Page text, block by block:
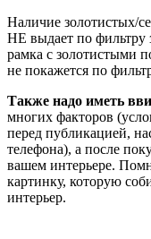
Наличие золотистых/
НЕ выдает по фильтру
рамка с золотистыми
не покажется по
Также надо иметь
многих факторов
перед публикацией,
телефона), а после
вашем интерьере.
картинку, которую
интерьер.